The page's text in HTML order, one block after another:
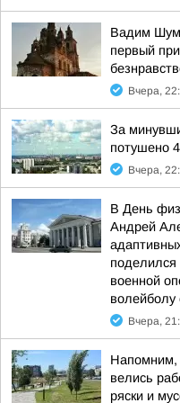
Вадим
первый
Вчера,
За
потушено
Вчера,
В День
Андрей
поделился
военной
Вчера,
Напомним,
велись
ряски и